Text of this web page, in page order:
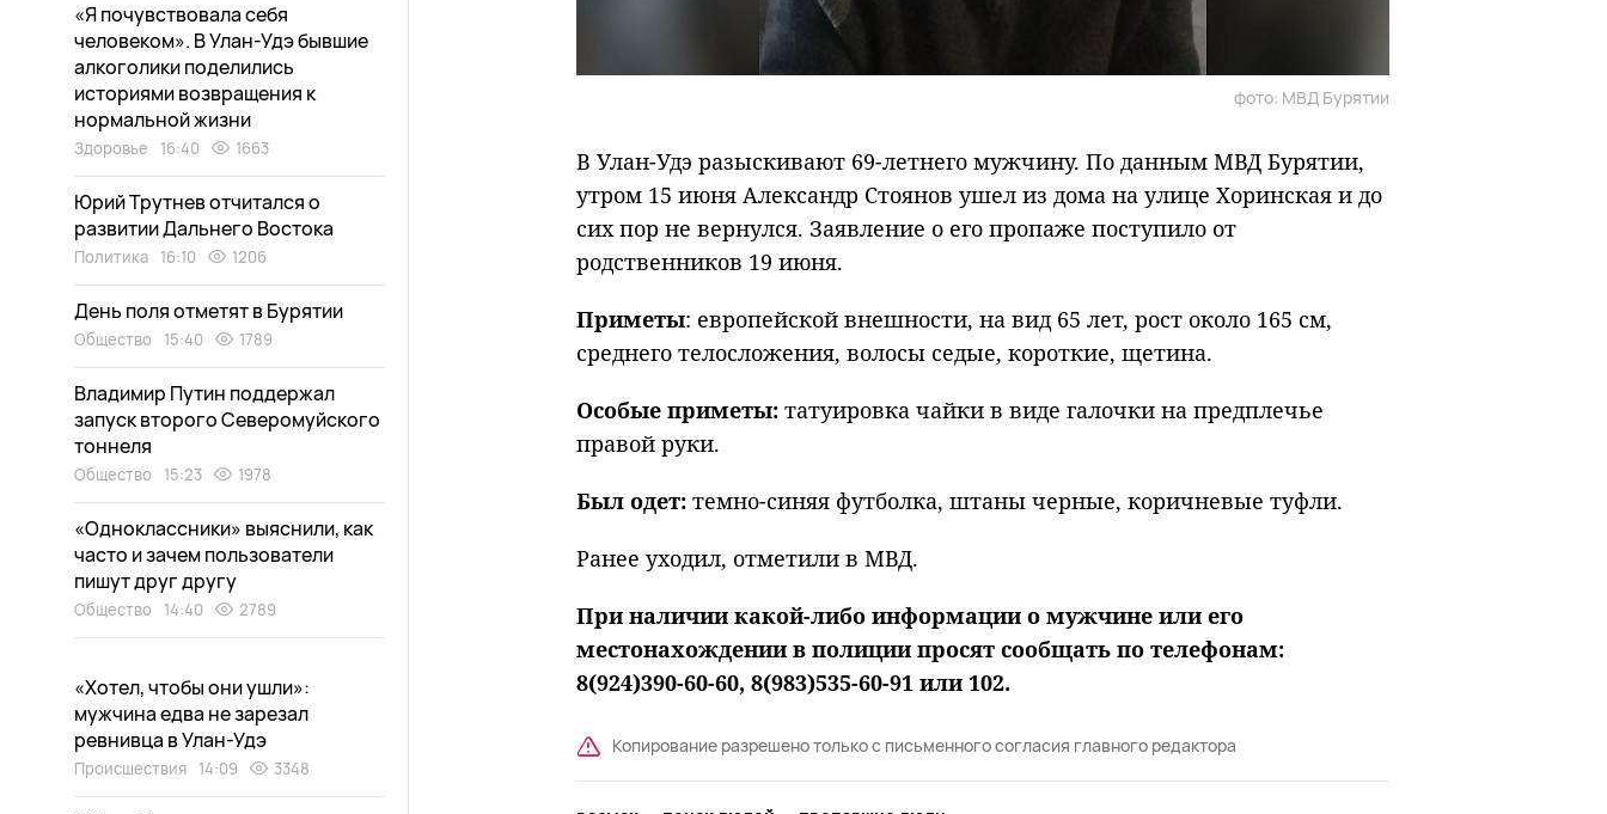
фото: МВД Бурятии
В Улан-Удэ разыскивают 69-летнего мужчину. По данным МВД Бурятии,
утром 15 июня Александр Стоянов ушел из дома на улице Хоринская и до
сих пор не вернулся. Заявление о его пропаже поступило от
родственников 19 июня.
Приметы: европейской внешности, на вид 65 лет, рост около 165 см,
среднего телосложения, волосы седые, короткие, щетина.
Особые приметы: татуировка чайки в виде галочки на предплечье
правой руки.
Был одет: темно-синяя футболка, штаны черные, коричневые туфли.
Ранее уходил, отметили в МВД.
При наличии какой-либо информации о мужчине или его
местонахождении в полиции просят сообщать по телефонам:
8(924)390-60-60, 8(983)535-60-91 или 102.
Копирование разрешено только с письменного согласия главного редактора
«Я почувствовала себя
человеком». В Улан-Удэ бывшие
алкоголики поделились
историями возвращения к
нормальной жизни
Здоровье 16:40 1663
Юрий Трутнев отчитался о
развитии Дальнего Востока
Политика 16:10 1206
День поля отметят в Бурятии
Общество 15:40 1789
Владимир Путин поддержал
запуск второго Северомуйского
тоннеля
Общество 15:23 1978
«Одноклассники» выяснили, как
часто и зачем пользователи
пишут друг другу
Общество 14:40 2789
«Хотел, чтобы они ушли»:
мужчина едва не зарезал
ревнивца в Улан-Удэ
Происшествия 14:09 3348